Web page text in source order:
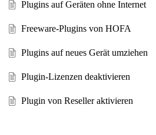
Plugins auf Geräten ohne Internet
Freeware-Plugins von HOFA
Plugins auf neues Gerät umziehen
Plugin-Lizenzen deaktivieren
Plugin von Reseller aktivieren